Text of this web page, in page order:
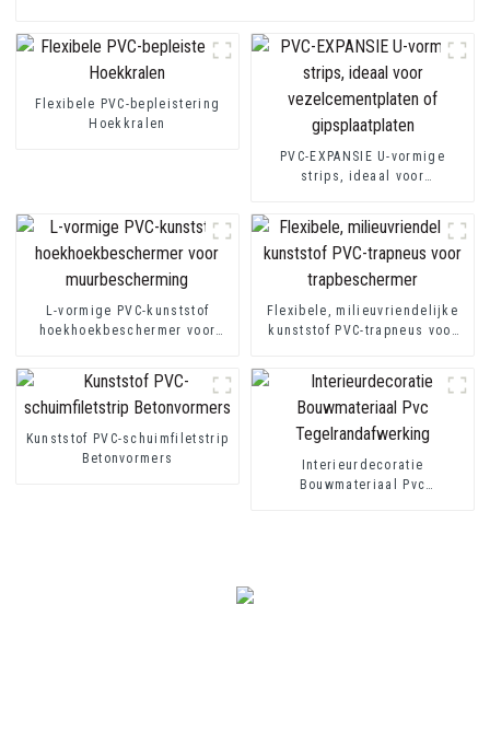
Flexibele PVC-bepleistering
Hoekkralen
PVC-EXPANSIE U-vormige
strips, ideaal voor
L-vormige PVC-kunststof
hoekhoekbeschermer voor
Flexibele, milieuvriendelijke
kunststof PVC-trapneus voor
Kunststof PVC-schuimfiletstrip
Betonvormers
Interieurdecoratie
Bouwmateriaal Pvc